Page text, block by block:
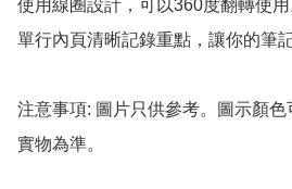
使用線圈設計，可以360度翻轉使用
單行內頁清晰記錄重點，讓你的筆
注意事項: 圖片只供參考。圖示顏
實物為準。